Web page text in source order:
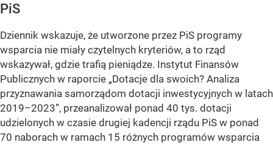
PiS
Dziennik wskazuje, że utworzone przez PiS programy
wsparcia nie miały czytelnych kryteriów, a to rząd
wskazywał, gdzie trafią pieniądze. Instytut Finansów
Publicznych w raporcie „Dotacje dla swoich? Analiza
przyznawania samorządom dotacji inwestycyjnych w latach
2019–2023”, przeanalizował ponad 40 tys. dotacji
udzielonych w czasie drugiej kadencji rządu PiS w ponad
70 naborach w ramach 15 różnych programów wsparcia